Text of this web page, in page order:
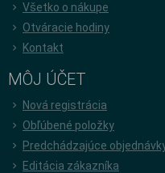
Všetko o nákupe
Otváracie hodiny
Kontakt
MÔJ ÚČET
Nová registrácia
Obľúbené položky
Predchádzajúce
Editácia zákazníka